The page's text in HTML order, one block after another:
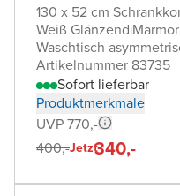
130 x 52 cm
Weiß Glänzend|
Waschtisch
Artikelnummer 83735
Sofort lieferbar
Produktmerkmale
UVP 770,-
400,-Jetzt340,-